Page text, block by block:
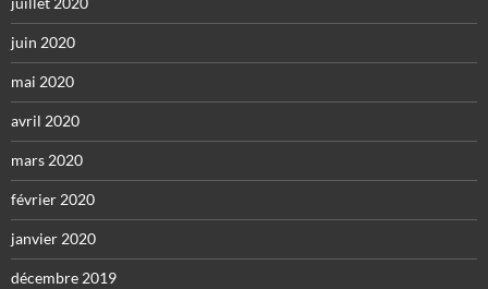
juin 2020
mai 2020
avril 2020
mars 2020
février 2020
janvier 2020
décembre 2019